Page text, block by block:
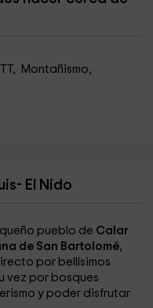
Montañismo,
El Nido
pueblo de Calar
de San Bartolomé,
por bellísimos
vez por bosques
y poder disfrutar